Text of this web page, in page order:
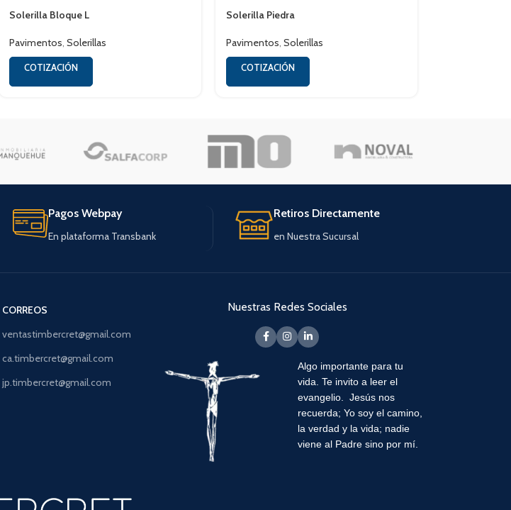
Solerilla Bloque L
Pavimentos Solerillas
COTIZACIÓN
Solerilla Piedra
Pavimentos Solerillas
COTIZACIÓN
Pagos Webpay
En plataforma Transbank
Retiros Directamente
en Nuestra Sucursal
CORREOS
ventastimbercret@gmail.com
ca.timbercret@gmail.com
jp.timbercret@gmail.com
Nuestras Redes Sociales
Algo importante para tu
vida.Te invito a leer el
evangelio. Jesús nos
recuerda; Yo soy el camino,
la verdad y la vida; nadie
viene al Padre sino por mí.